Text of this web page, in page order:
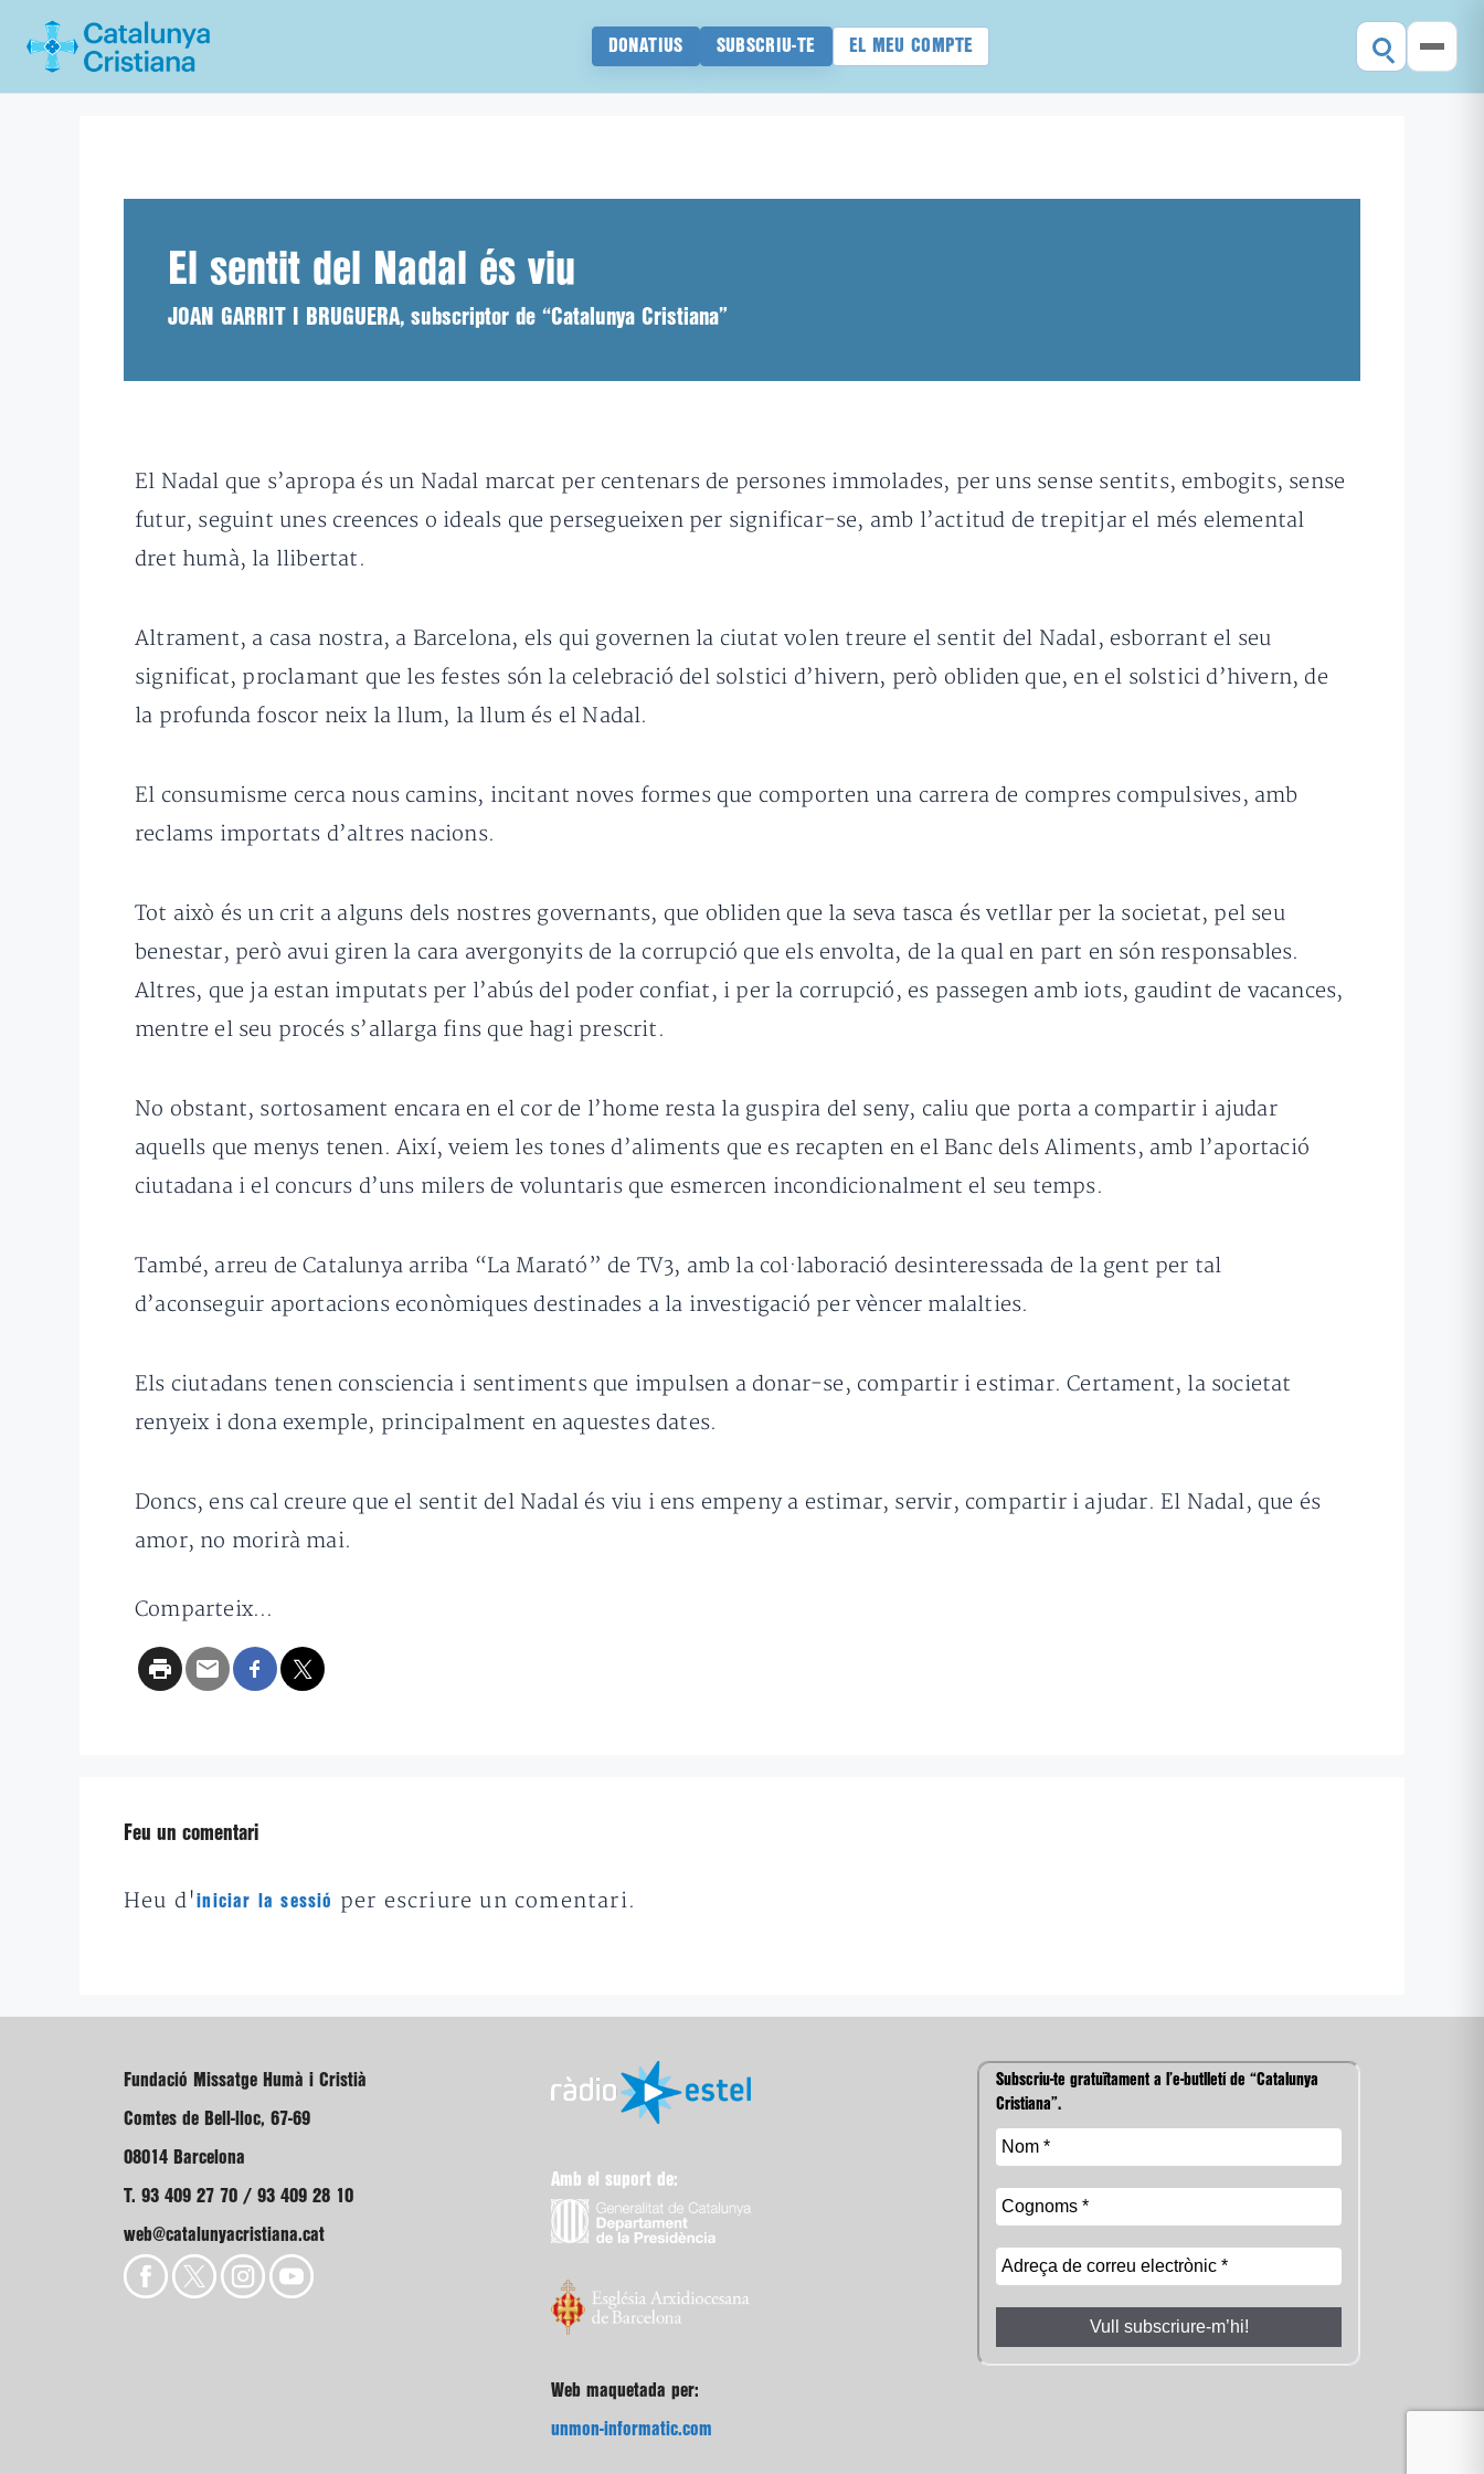
DONATIUS SUBSCRIU-TE EL MEU COMPTE
El sentit del Nadal és viu
JOAN GARRIT I BRUGUERA, subscriptor de “Catalunya Cristiana”
El Nadal que s’apropa és un Nadal marcat per centenars de persones immolades, per uns sense sentits, embogits, sense
futur, seguint unes creences o ideals que persegueixen per significar-se, amb l’actitud de trepitjar el més elemental
dret humà, la llibertat.
Altrament, a casa nostra, a Barcelona, els qui governen la ciutat volen treure el sentit del Nadal, esborrant el seu
significat, proclamant que les festes són la celebració del solstici d’hivern, però obliden que, en el solstici d’hivern, de
la profunda foscor neix la llum, la llum és el Nadal.
El consumisme cerca nous camins, incitant noves formes que comporten una carrera de compres compulsives, amb
reclams importats d’altres nacions.
Tot això és un crit a alguns dels nostres governants, que obliden que la seva tasca és vetllar per la societat, pel seu
benestar, però avui giren la cara avergonyits de la corrupció que els envolta, de la qual en part en són responsables.
Altres, que ja estan imputats per l’abús del poder confiat, i per la corrupció, es passegen amb iots, gaudint de vacances,
mentre el seu procés s’allarga fins que hagi prescrit.
No obstant, sortosament encara en el cor de l’home resta la guspira del seny, caliu que porta a compartir i ajudar
aquells que menys tenen. Així, veiem les tones d’aliments que es recapten en el Banc dels Aliments, amb l’aportació
ciutadana i el concurs d’uns milers de voluntaris que esmercen incondicionalment el seu temps.
També, arreu de Catalunya arriba “La Marató” de TV3, amb la col·laboració desinteressada de la gent per tal
d’aconseguir aportacions econòmiques destinades a la investigació per vèncer malalties.
Els ciutadans tenen consciencia i sentiments que impulsen a donar-se, compartir i estimar. Certament, la societat
renyeix i dona exemple, principalment en aquestes dates.
Doncs, ens cal creure que el sentit del Nadal és viu i ens empeny a estimar, servir, compartir i ajudar. El Nadal, que és
amor, no morirà mai.
Comparteix...
Feu un comentari
Heu d'iniciar la sessió per escriure un comentari.
Fundació Missatge Humà i Cristià
Comtes de Bell-lloc, 67-69
08014 Barcelona
T. 93 409 27 70 / 93 409 28 10
web@catalunyacristiana.cat
Amb el suport de:
Web maquetada per:
unmon-informatic.com
Subscriu-te gratuïtament a l’e-butlletí de “Catalunya
Cristiana”.